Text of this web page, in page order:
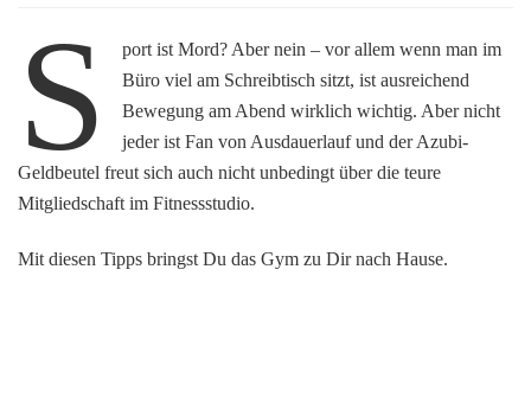
S
port ist Mord? Aber nein – vor allem wenn man im
Büro viel am Schreibtisch sitzt, ist ausreichend
Bewegung am Abend wirklich wichtig. Aber nicht
jeder ist Fan von Ausdauerlauf und der Azubi-
Geldbeutel freut sich auch nicht unbedingt über die teure
Mitgliedschaft im Fitnessstudio.
Mit diesen Tipps bringst Du das Gym zu Dir nach Hause.